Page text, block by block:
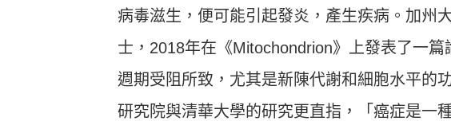
病毒滋生，便可能引起發炎，產生疾病。加州
士，2018年在《Mitochondrion》上發表了一
週期受阻所致，尤其是新陳代謝和細胞水平的
研究院與清華大學的研究更直指，「癌症是一